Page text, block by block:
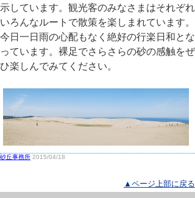
示しています。観光客のみなさまはそれぞれ
いろんなルートで散策を楽しまれています。
今日一日雨の心配もなく絶好の行楽日和とな
っています。裸足でさらさらの砂の感触をぜ
ひ楽しんでみてください。
砂丘事務所 2015/04/18
▲ページ上部に戻る